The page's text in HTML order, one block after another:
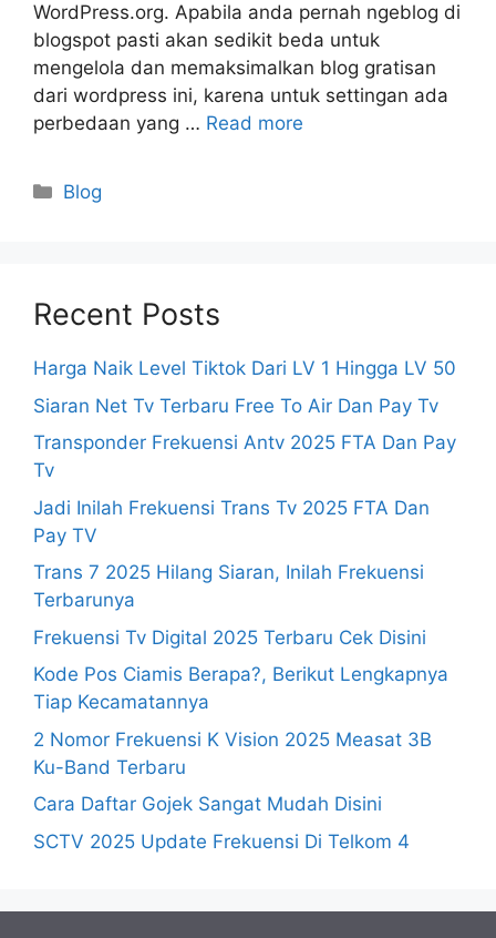
WordPress.org. Apabila anda pernah ngeblog di
blogspot pasti akan sedikit beda untuk
mengelola dan memaksimalkan blog gratisan
dari wordpress ini, karena untuk settingan ada
perbedaan yang … Read more
Categories
Blog
Recent Posts
Harga Naik Level Tiktok Dari LV 1 Hingga LV 50
Siaran Net Tv Terbaru Free To Air Dan Pay Tv
Transponder Frekuensi Antv 2025 FTA Dan Pay
Tv
Jadi Inilah Frekuensi Trans Tv 2025 FTA Dan
Pay TV
Trans 7 2025 Hilang Siaran, Inilah Frekuensi
Terbarunya
Frekuensi Tv Digital 2025 Terbaru Cek Disini
Kode Pos Ciamis Berapa?, Berikut Lengkapnya
Tiap Kecamatannya
2 Nomor Frekuensi K Vision 2025 Measat 3B
Ku-Band Terbaru
Cara Daftar Gojek Sangat Mudah Disini
SCTV 2025 Update Frekuensi Di Telkom 4